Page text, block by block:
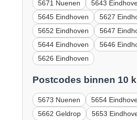
5671 Nuenen
5643
5645 Eindhoven
5627
5652 Eindhoven
5647
5644 Eindhoven
5646
5626 Eindhoven
Postcodes binnen 10
5673 Nuenen
5654
5662 Geldrop
5653